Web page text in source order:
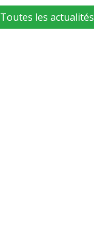
Toutes les actualités